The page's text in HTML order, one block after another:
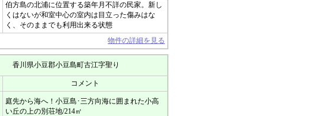
伯方島の北浦に位置する築年月不詳の民家。新し
くはないが和室中心の室内は目立った傷みはな
く、そのままでも利用出来る状態
物件の詳細を見る
香川県小豆郡小豆島町古江字聖り
コメント
庭先から海へ！小豆島･三方向海に囲まれた小高
い丘の上の別荘地/214㎡